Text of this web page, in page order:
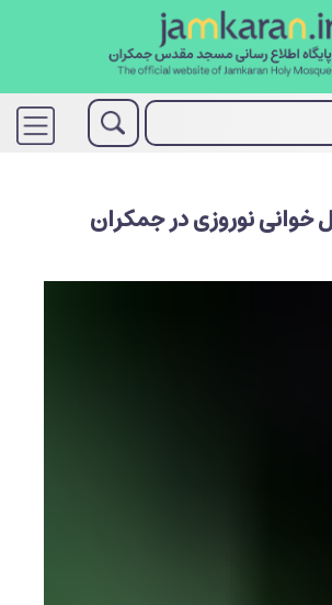
خوانی نوروزی در جمکران